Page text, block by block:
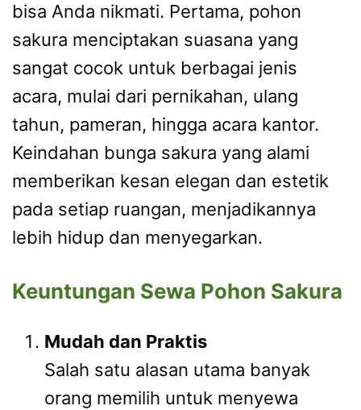
bisa Anda nikmati. Pertama, pohon
sakura menciptakan suasana yang
sangat cocok untuk berbagai jenis
acara, mulai dari pernikahan, ulang
tahun, pameran, hingga acara kantor.
Keindahan bunga sakura yang alami
memberikan kesan elegan dan estetik
pada setiap ruangan, menjadikannya
lebih hidup dan menyegarkan.
Keuntungan Sewa Pohon Sakura
Mudah dan Praktis
Salah satu alasan utama banyak
orang memilih untuk menyewa